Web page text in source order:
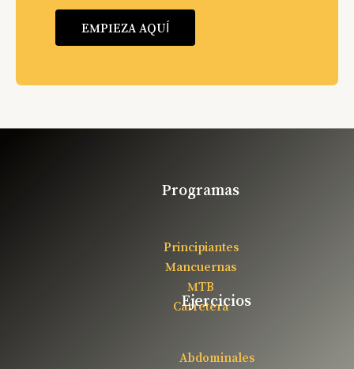
EMPIEZA AQUÍ
Programas
Principiantes
Mancuernas
MTB
Carretera
Ejercicios
Abdominales